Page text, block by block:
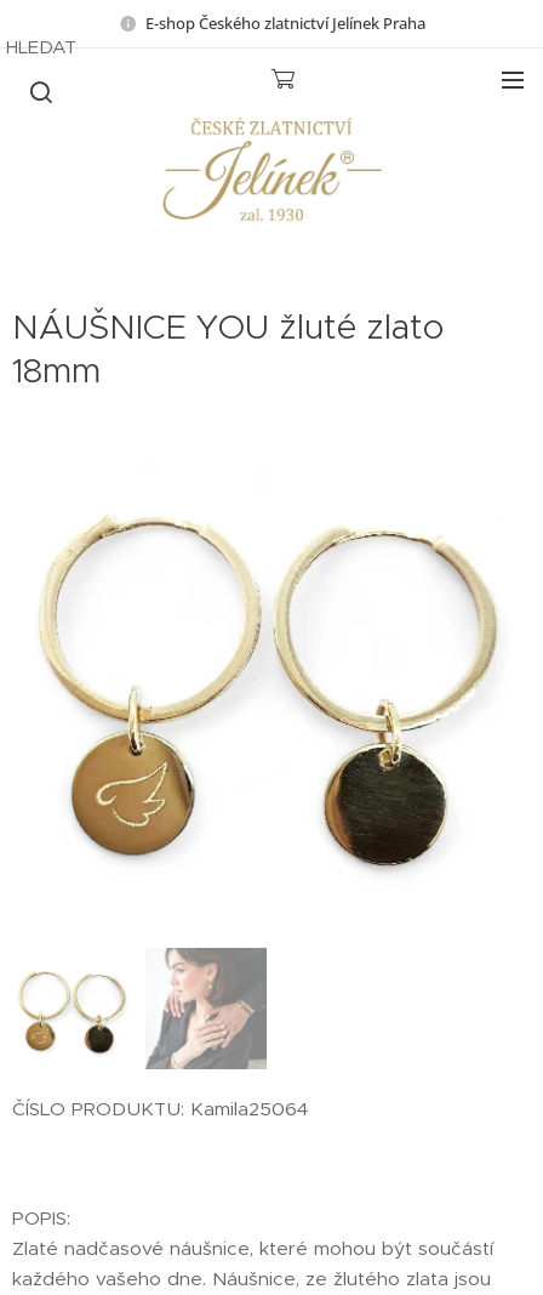
E-shop Českého zlatnictví Jelínek Praha
HLEDAT
NÁUŠNICE YOU žluté zlato
18mm
ČÍSLO PRODUKTU: Kamila25064
POPIS:
Zlaté nadčasové náušnice, které mohou být součástí
každého vašeho dne. Náušnice, ze žlutého zlata jsou